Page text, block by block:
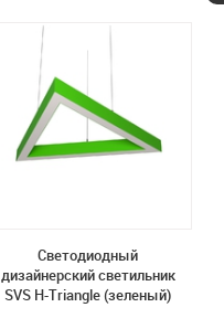
Cветодиодный
дизайнерский светильник
SVS H-Triangle (зеленый)